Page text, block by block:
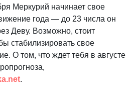
Меркурий начинает свое
года — до 23 числа он
Деву. Возможно, стоит
стабилизировать свое
О том, что ждет тебя в августе
.